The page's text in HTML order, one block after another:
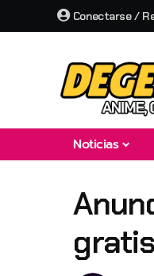
Conectarse /
Noticias
gratis